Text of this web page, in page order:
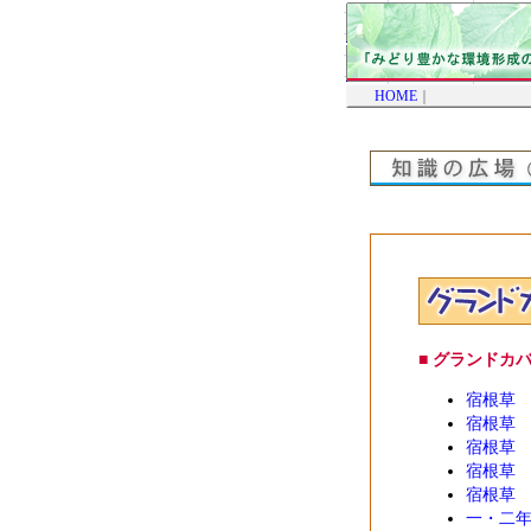
HOME
■ グランドカ
宿根草
宿根草
宿根草
宿根草
宿根草
一・二